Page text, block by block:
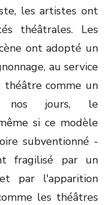
les artistes ont
théâtrales. Les
ont adopté un
au service
comme un
nos jours, le
si ce modèle
subventionné -
fragilisé par un
par l'apparition
les théâtres